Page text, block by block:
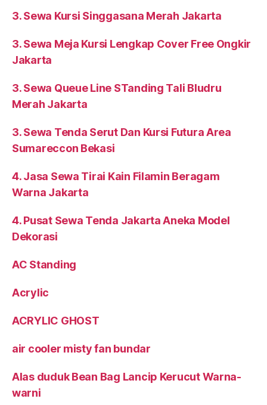
3. Sewa Kursi Singgasana Merah Jakarta
3. Sewa Meja Kursi Lengkap Cover Free Ongkir
Jakarta
3. Sewa Queue Line STanding Tali Bludru
Merah Jakarta
3. Sewa Tenda Serut Dan Kursi Futura Area
Sumareccon Bekasi
4. Jasa Sewa Tirai Kain Filamin Beragam
Warna Jakarta
4. Pusat Sewa Tenda Jakarta Aneka Model
Dekorasi
AC Standing
Acrylic
ACRYLIC GHOST
air cooler misty fan bundar
Alas duduk Bean Bag Lancip Kerucut Warna-
warni